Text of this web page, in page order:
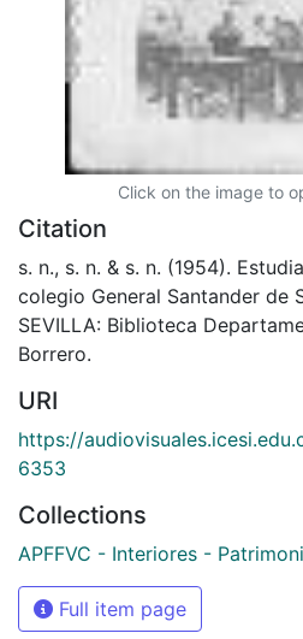
Click on the image to
Citation
s. n., s. n. & s. n. (1954).
colegio General Santander de
SEVILLA: Biblioteca
Borrero.
URI
https://
6353
Collections
APFFVC - Interiores -
Full item page